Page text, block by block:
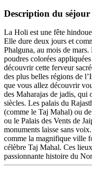
Description du séjour
La Holi est une fête
Elle dure deux jours et
Phalguna, au mois de
poudres colorées
découvrir cette ferveur
des plus belles régions de
que vous allez découvrir
des Maharajas de jadis, qui
siècles. Les palais du
(comme le Taj Mahal) ou
ou le Palais des Vents de
monuments laisse sans
comme la magnifique ville
célèbre Taj Mahal. Ces
passionnante histoire du